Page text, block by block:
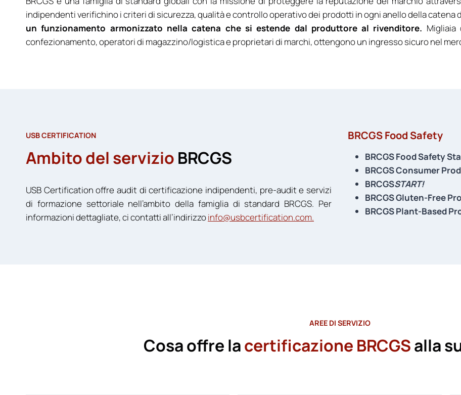
indipendenti verifichino i criteri di sicurezza, qualità e controllo operativo dei prodotti in ogni anello della catena
un funzionamento armonizzato nella catena che si estende dal produttore al rivenditore.
confezionamento, operatori di magazzino/logistica e proprietari di marchi, ottengono un ingresso sicuro nel
USB CERTIFICATION
Ambito del servizio BRCGS
USB Certification offre audit di certificazione indipendenti, pre-audit e servizi
di formazione settoriale nell’ambito della famiglia di standard BRCGS. Per
informazioni dettagliate, ci contatti all’indirizzoinfo@usbcertification.com.
BRCGS Food Safety
BRCGS Food Safety
BRCGS Consumer
BRCGSSTART!
BRCGS Gluten-Free
BRCGS Plant-Based
AREE DI SERVIZIO
Cosa offre lacertificazione BRCGSalla